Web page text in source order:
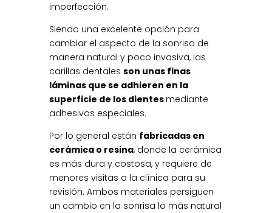
imperfección.
Siendo una excelente opción para
cambiar el aspecto de la sonrisa de
manera natural y poco invasiva, las
carillas dentales son unas finas
láminas que se adhieren en la
superficie de los dientes mediante
adhesivos especiales.
Por lo general están fabricadas en
cerámica o resina, donde la cerámica
es más dura y costosa, y requiere de
menores visitas a la clínica para su
revisión. Ambos materiales persiguen
un cambio en la sonrisa lo más natural